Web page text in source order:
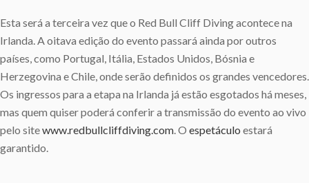
Esta será a terceira vez que o Red Bull Cliff Diving acontece na
Irlanda. A oitava edição do evento passará ainda por outros
países, como Portugal, Itália, Estados Unidos, Bósnia e
Herzegovina e Chile, onde serão definidos os grandes vencedores.
Os ingressos para a etapa na Irlanda já estão esgotados há meses,
mas quem quiser poderá conferir a transmissão do evento ao vivo
pelo sitewww.redbullcliffdiving.com . O espetáculo estará
garantido.